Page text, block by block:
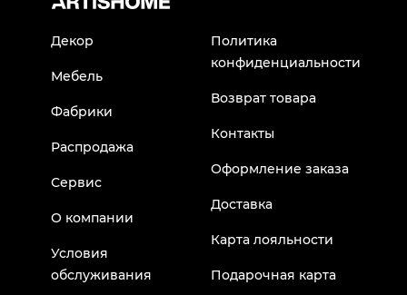
Декор
Мебель
Фабрики
Распродажа
Сервис
О компании
Условия
обслуживания
Политика
конфиденциальности
Возврат товара
Контакты
Оформление заказа
Доставка
Карта лояльности
Подарочная карта